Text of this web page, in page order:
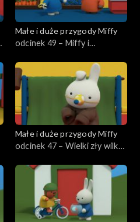
Małe i duże przygody Miffy
odcinek 49 – Miffy i
Małe i duże przygody Miffy
odcinek 47 – Wielki zły wilk